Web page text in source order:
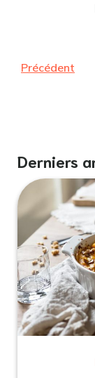
Précédent
Derniers